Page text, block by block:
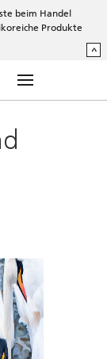
beim Handel
Produkte
^